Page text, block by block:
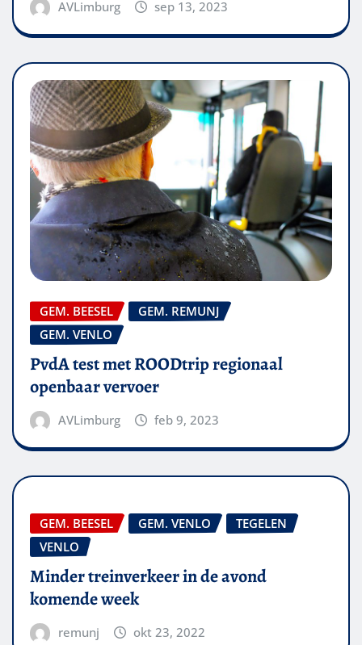
AVLimburg sep 13, 2023
GEM. BEESEL
GEM. REMUNJ
GEM. VENLO
PvdA test met ROODtrip regionaal
openbaar vervoer
AVLimburg feb 9, 2023
GEM. BEESEL GEM. VENLO
TEGELEN
VENLO
Minder treinverkeer in de avond
komende week
remunj okt 23, 2022